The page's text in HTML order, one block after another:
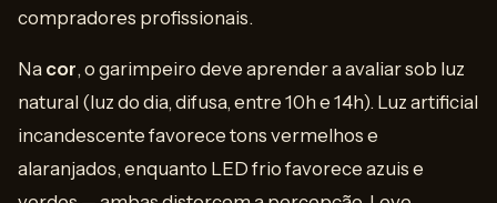
compradores profissionais.
Na cor, o garimpeiro deve aprender a avaliar sob luz
natural (luz do dia, difusa, entre 10h e 14h). Luz artificial
incandescente favorece tons vermelhos e
alaranjados, enquanto LED frio favorece azuis e